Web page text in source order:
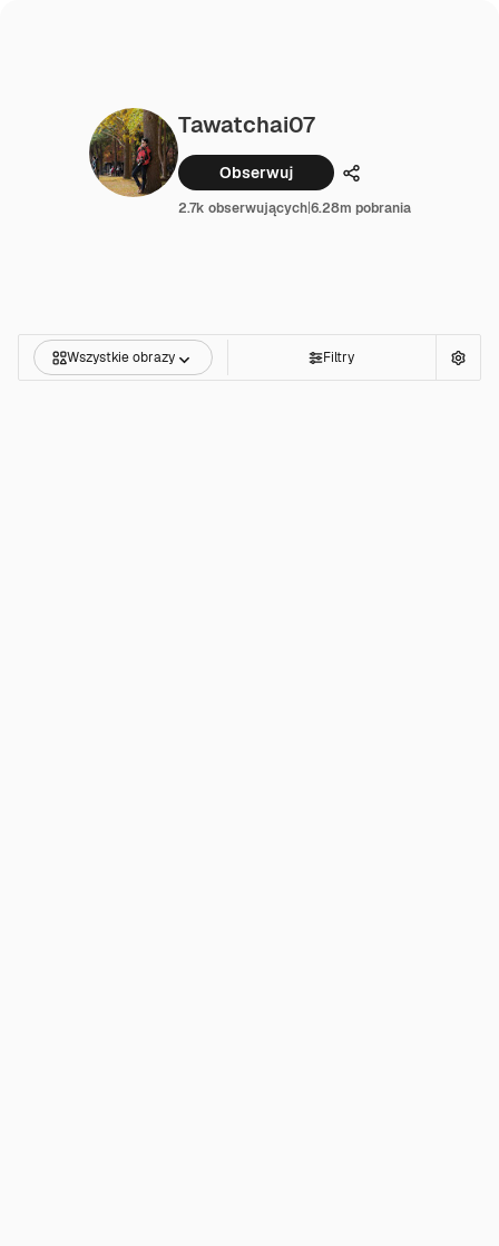
Tawatchai07
Obserwuj Udostępnij
2.7k obserwujących|6.28m pobrania
Wszystkie obrazy Filtry